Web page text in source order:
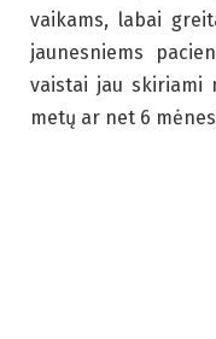
vaikams, labai
jaunesniems
vaistai jau skiriami
metų ar net 6